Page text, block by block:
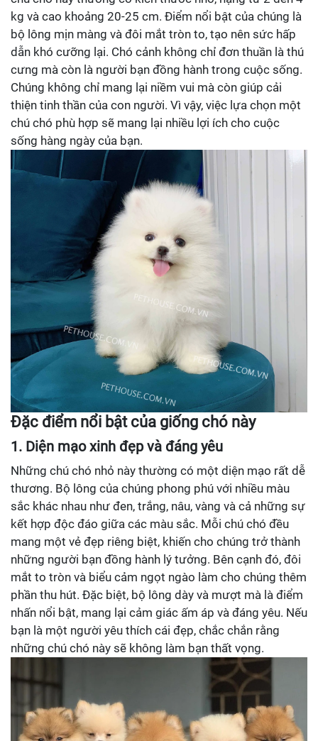
kg và cao khoảng 20-25 cm. Điểm nổi bật của chúng là
bộ lông mịn màng và đôi mắt tròn to, tạo nên sức hấp
dẫn khó cưỡng lại. Chó cảnh không chỉ đơn thuần là thú
cưng mà còn là người bạn đồng hành trong cuộc sống.
Chúng không chỉ mang lại niềm vui mà còn giúp cải
thiện tinh thần của con người. Vì vậy, việc lựa chọn một
chú chó phù hợp sẽ mang lại nhiều lợi ích cho cuộc
sống hàng ngày của bạn.
Đặc điểm nổi bật của giống chó này
1. Diện mạo xinh đẹp và đáng yêu
Những chú chó nhỏ này thường có một diện mạo rất dễ
thương. Bộ lông của chúng phong phú với nhiều màu
sắc khác nhau như đen, trắng, nâu, vàng và cả những sự
kết hợp độc đáo giữa các màu sắc. Mỗi chú chó đều
mang một vẻ đẹp riêng biệt, khiến cho chúng trở thành
những người bạn đồng hành lý tưởng. Bên cạnh đó, đôi
mắt to tròn và biểu cảm ngọt ngào làm cho chúng thêm
phần thu hút. Đặc biệt, bộ lông dày và mượt mà là điểm
nhấn nổi bật, mang lại cảm giác ấm áp và đáng yêu. Nếu
bạn là một người yêu thích cái đẹp, chắc chắn rằng
những chú chó này sẽ không làm bạn thất vọng.